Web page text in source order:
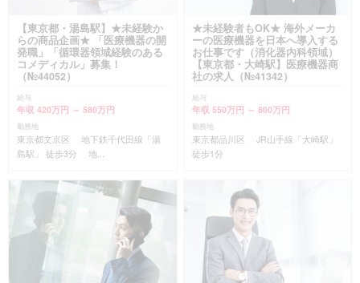
【東京都・湯島駅】★未経験か
らの商品企画★ 「医療機器の開
発職」「循環器領域経験のある
コメディカル」募集！
（№44052）
給与
年収 420万円 ～ 580万円
勤務地
東京都文京区 地下鉄千代田線「湯
島駅」 徒歩3分 地...
★未経験者もOK★ 海外メーカ
ーの医療機器を日本へ導入する
お仕事です（消化器内科領域）
【東京都・大崎駅】医療機器商
社の求人（№41342）
給与
年収 550万円 ～ 800万円
勤務地
東京都品川区 JR山手線「大崎駅」
徒歩1分